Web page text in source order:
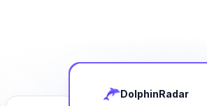
DolphinRadar